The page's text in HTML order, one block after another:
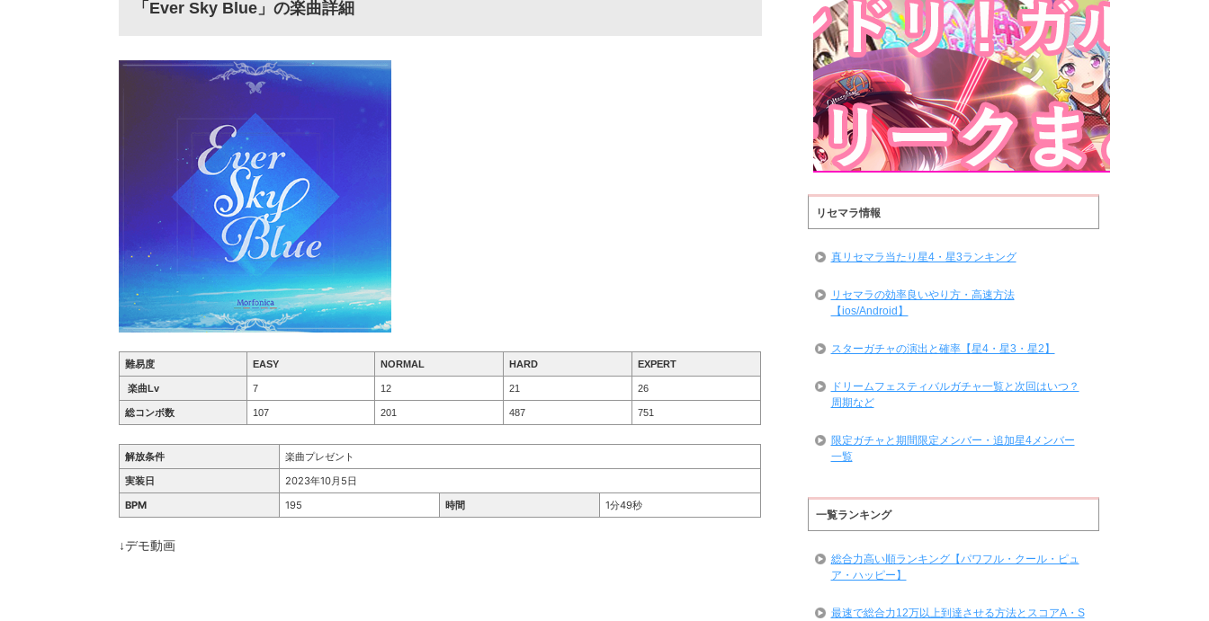
「Ever Sky Blue」の楽曲詳細
難易度 EASY NORMAL HARD EXPERT
楽曲Lv 7 12 21 26
総コンボ数 107 201 487 751
解放条件
楽曲プレゼント
実装日
2023年10月5日
BPM
195 時間 1分49秒
↓デモ動画
リセマラ情報
真リセマラ当たり星4・星3ランキング
リセマラの効率良いやり方・高速方法
【ios/Android】
スターガチャの演出と確率【星4・星3・星2】
ドリームフェスティバルガチャ一覧と次回はいつ？
周期など
限定ガチャと期間限定メンバー・追加星4メンバー
一覧
一覧ランキング
総合力高い順ランキング【パワフル・クール・ピュ
ア・ハッピー】
最速で総合力12万以上到達させる方法とスコアA・S